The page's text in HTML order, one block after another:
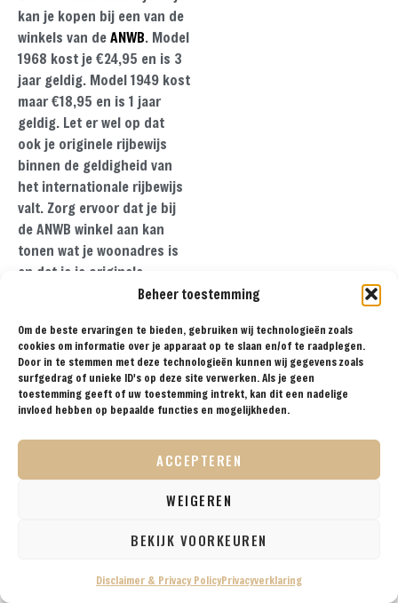
Beheer toestemming
Om de beste ervaringen te bieden, gebruiken wij technologieën zoals
cookies om informatie over je apparaat op te slaan en/of te raadplegen.
Door in te stemmen met deze technologieën kunnen wij gegevens zoals
surfgedrag of unieke ID's op deze site verwerken. Als je geen
toestemming geeft of uw toestemming intrekt, kan dit een nadelige
invloed hebben op bepaalde functies en mogelijkheden.
ACCEPTEREN
WEIGEREN
BEKIJK VOORKEUREN
Disclaimer & Privacy PolicyPrivacyverklaring
kan je kopen bij een van de
winkels van deANWB. Model
1968 kost je €24,95 en is 3
jaar geldig. Model 1949 kost
maar €18,95 en is 1 jaar
geldig. Let er wel op dat
ook je originele rijbewijs
binnen de geldigheid van
het internationale rijbewijs
valt. Zorg ervoor dat je bij
de ANWB winkel aan kan
tonen wat je woonadres is
en dat je je originele
rijbewijs en 2 pasfoto’s bij
internationaal rijbewijs
direct mee.